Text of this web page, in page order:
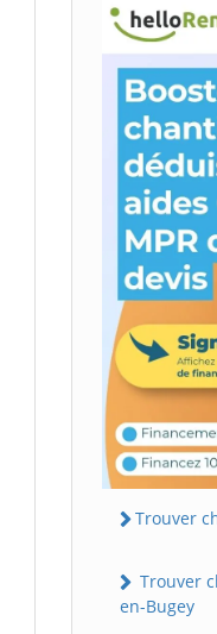
Trouver
Trouver
en-Bugey